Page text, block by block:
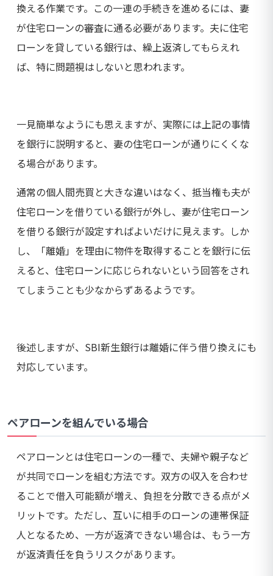
換える作業です。この一連の手続きを進めるには、妻
が住宅ローンの審査に通る必要があります。夫に住宅
ローンを貸している銀行は、繰上返済してもらえれ
ば、特に問題視はしないと思われます。
一見簡単なようにも思えますが、実際には上記の事情
を銀行に説明すると、妻の住宅ローンが通りにくくな
る場合があります。
通常の個人間売買と大きな違いはなく、抵当権も夫が
住宅ローンを借りている銀行が外し、妻が住宅ローン
を借りる銀行が設定すればよいだけに見えます。しか
し、「離婚」を理由に物件を取得することを銀行に伝
えると、住宅ローンに応じられないという回答をされ
てしまうことも少なからずあるようです。
後述しますが、SBI新生銀行は離婚に伴う借り換えにも
対応しています。
ペアローンを組んでいる場合
ペアローンとは住宅ローンの一種で、夫婦や親子など
が共同でローンを組む方法です。双方の収入を合わせ
ることで借入可能額が増え、負担を分散できる点がメ
リットです。ただし、互いに相手のローンの連帯保証
人となるため、一方が返済できない場合は、もう一方
が返済責任を負うリスクがあります。